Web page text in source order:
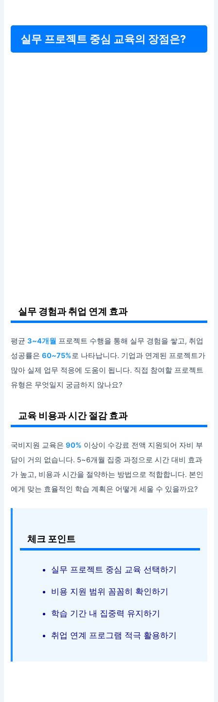
실무 프로젝트 중심 교육의 장점은?
실무 경험과 취업 연계 효과
평균3~4개월 프로젝트 수행을 통해 실무 경험을 쌓고, 취업
성공률은60~75%로 나타납니다. 기업과 연계된 프로젝트가
많아 실제 업무 적응에 도움이 됩니다. 직접 참여할 프로젝트
유형은 무엇일지 궁금하지 않나요?
교육 비용과 시간 절감 효과
국비지원 교육은90% 이상이 수강료 전액 지원되어 자비 부
담이 거의 없습니다. 5~6개월 집중 과정으로 시간 대비 효과
가 높고, 비용과 시간을 절약하는 방법으로 적합합니다. 본인
에게 맞는 효율적인 학습 계획은 어떻게 세울 수 있을까요?
체크 포인트
실무 프로젝트 중심 교육 선택하기
비용 지원 범위 꼼꼼히 확인하기
학습 기간 내 집중력 유지하기
취업 연계 프로그램 적극 활용하기